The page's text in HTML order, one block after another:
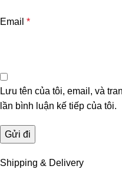
Email *
Lưu tên của tôi, email, và
lần bình luận kế tiếp của tôi.
Shipping & Delivery